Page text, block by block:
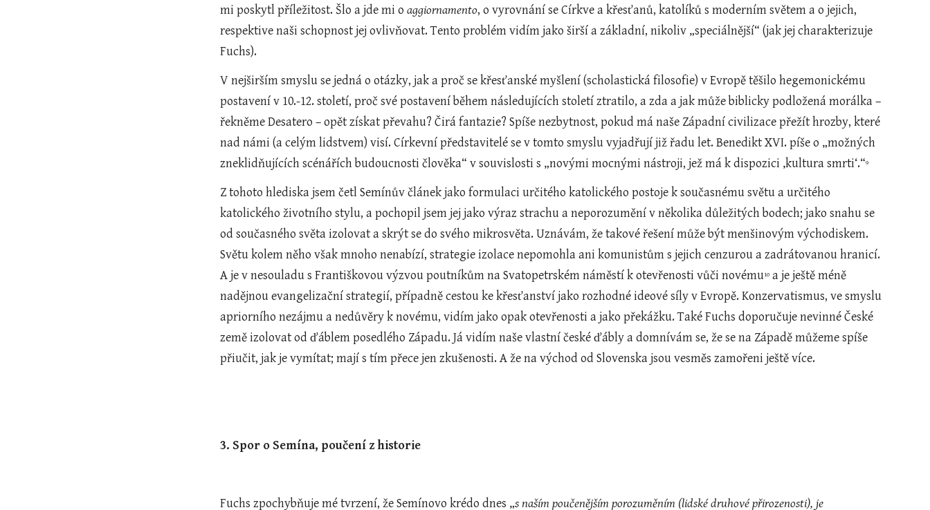
mi poskytl příležitost. Šlo a jde mi o aggiornamento, o vyrovnání se Církve a křesťanů, katolíků s moderním světem a o jejich,
respektive naši schopnost jej ovlivňovat. Tento problém vidím jako širší a základní, nikoliv „speciálnější“ (jak jej charakterizuje
Fuchs).
V nejširším smyslu se jedná o otázky, jak a proč se křesťanské myšlení (scholastická filosofie) v Evropě těšilo hegemonickému
postavení v 10.-12. století, proč své postavení během následujících století ztratilo, a zda a jak může biblicky podložená morálka –
řekněme Desatero – opět získat převahu? Čirá fantazie? Spíše nezbytnost, pokud má naše Západní civilizace přežít hrozby, které
nad námi (a celým lidstvem) visí. Církevní představitelé se v tomto smyslu vyjadřují již řadu let. Benedikt XVI. píše o „možných
zneklidňujících scénářích budoucnosti člověka“ v souvislosti s „novými mocnými nástroji, jež má k dispozici ‚kultura smrti‘.“9
Z tohoto hlediska jsem četl Semínův článek jako formulaci určitého katolického postoje k současnému světu a určitého
katolického životního stylu, a pochopil jsem jej jako výraz strachu a neporozumění v několika důležitých bodech; jako snahu se
od současného světa izolovat a skrýt se do svého mikrosvěta. Uznávám, že takové řešení může být menšinovým východiskem.
Světu kolem něho však mnoho nenabízí, strategie izolace nepomohla ani komunistům s jejich cenzurou a zadrátovanou hranicí.
A je v nesouladu s Františkovou výzvou poutníkům na Svatopetrském náměstí k otevřenosti vůči novému10 a je ještě méně
nadějnou evangelizační strategií, případně cestou ke křesťanství jako rozhodné ideové síly v Evropě. Konzervatismus, ve smyslu
apriorního nezájmu a nedůvěry k novému, vidím jako opak otevřenosti a jako překážku. Také Fuchs doporučuje nevinné České
země izolovat od ďáblem posedlého Západu. Já vidím naše vlastní české ďábly a domnívám se, že se na Západě můžeme spíše
přiučit, jak je vymítat; mají s tím přece jen zkušenosti. A že na východ od Slovenska jsou vesměs zamořeni ještě více.
3. Spor o Semína, poučení z historie
Fuchs zpochybňuje mé tvrzení, že Semínovo krédo dnes „s naším poučenějším porozuměním (lidské druhové přirozenosti), je